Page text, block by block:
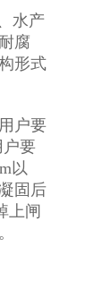
水产
腐
形式
户要
户要
以
固后
上闸